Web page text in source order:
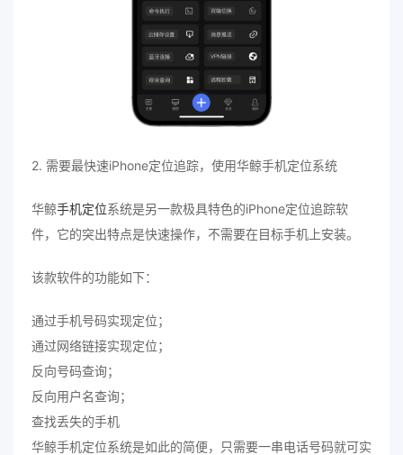
2. 需要最快速iPhone定位追踪，使用华鲸手机定位系统
华鲸手机定位系统是另一款极具特色的iPhone定位追踪软
件，它的突出特点是快速操作，不需要在目标手机上安装。
该款软件的功能如下：
通过手机号码实现定位；
通过网络链接实现定位；
反向号码查询；
反向用户名查询；
查找丢失的手机
华鲸手机定位系统是如此的简便，只需要一串电话号码就可实